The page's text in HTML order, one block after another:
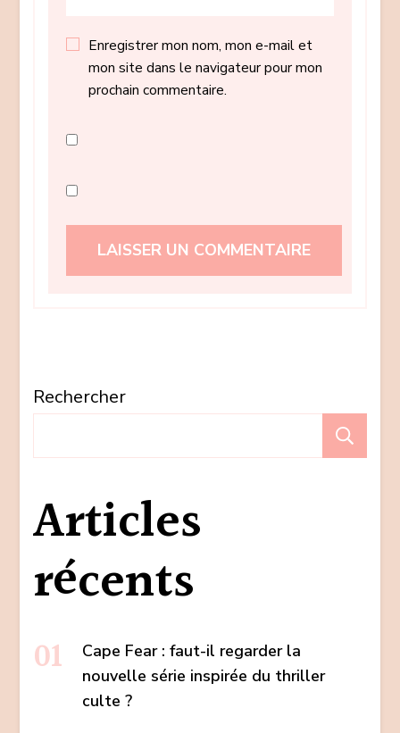
Enregistrer mon nom, mon e-mail et
mon site dans le navigateur pour mon
prochain commentaire.
Rechercher
Articles
récents
Cape Fear : faut-il regarder la
nouvelle série inspirée du thriller
culte ?